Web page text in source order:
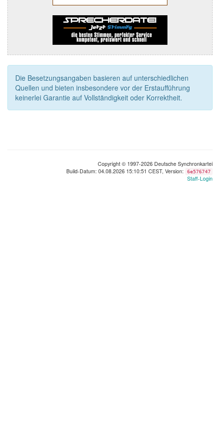
Die Besetzungsangaben basieren auf unterschiedlichen
Quellen und bieten insbesondere vor der Erstaufführung
keinerlei Garantie auf Vollständigkeit oder Korrektheit.
Copyright © 1997-2026 Deutsche Synchronkartei
Build-Datum: 04.08.2026 15:10:51 CEST, Version:
6e576747
Staff-Login